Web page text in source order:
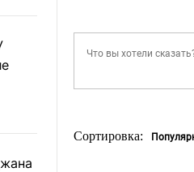
Сортировка: